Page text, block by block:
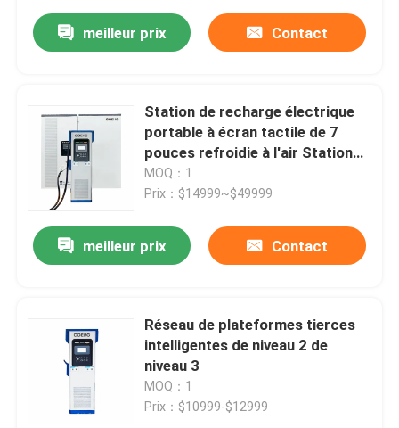
meilleur prix
Contact
Station de recharge électrique
portable à écran tactile de 7
pouces refroidie à l'air Station
d'énergie renouvelable
MOQ：1
Prix：$14999~$49999
meilleur prix Contact
Réseau de plateformes tierces
intelligentes de niveau 2 de
niveau 3
MOQ：1
Prix：$10999-$12999